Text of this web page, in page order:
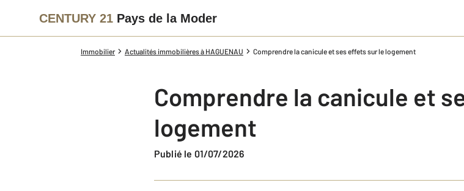
CENTURY 21 Pays de la Moder
Immobilier Actualités immobilières à HAGUENAU Comprendre la canicule et ses effets sur le logement
Comprendre la canicule et
logement
Publié le 01/07/2026